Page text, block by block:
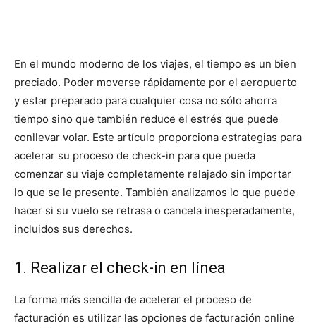
En el mundo moderno de los viajes, el tiempo es un bien
preciado. Poder moverse rápidamente por el aeropuerto
y estar preparado para cualquier cosa no sólo ahorra
tiempo sino que también reduce el estrés que puede
conllevar volar. Este artículo proporciona estrategias para
acelerar su proceso de check-in para que pueda
comenzar su viaje completamente relajado sin importar
lo que se le presente. También analizamos lo que puede
hacer si su vuelo se retrasa o cancela inesperadamente,
incluidos sus derechos.
1. Realizar el check-in en línea
La forma más sencilla de acelerar el proceso de
facturación es utilizar las opciones de facturación online